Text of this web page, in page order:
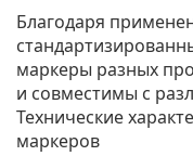
Благодаря
маркеры разных
и совместимы с
Технические
маркеров